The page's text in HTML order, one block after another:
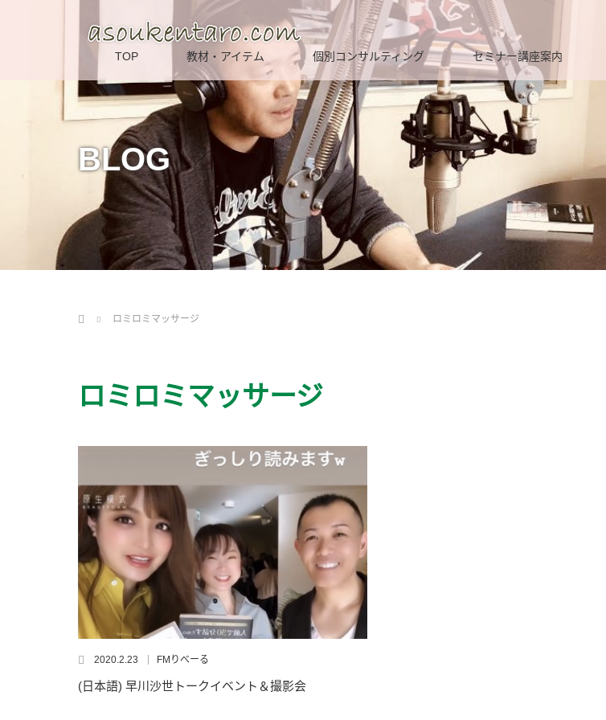
TOP 教材・アイテム 個別コンサルティング セミナー講座案内
BLOG
ロミロミマッサージ
ロミロミマッサージ
2020.2.23 FMりべーる
(日本語) 早川沙世トークイベント＆撮影会